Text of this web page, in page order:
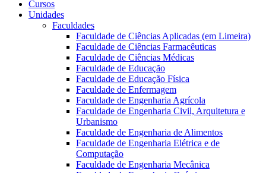
Cursos
Unidades
Faculdades
Faculdade de Ciências Aplicadas (em Limeira)
Faculdade de Ciências Farmacêuticas
Faculdade de Ciências Médicas
Faculdade de Educação
Faculdade de Educação Física
Faculdade de Enfermagem
Faculdade de Engenharia Agrícola
Faculdade de Engenharia Civil, Arquitetura e
Urbanismo
Faculdade de Engenharia de Alimentos
Faculdade de Engenharia Elétrica e de
Computação
Faculdade de Engenharia Mecânica